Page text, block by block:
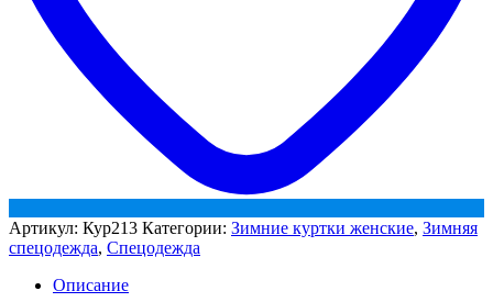
Артикул: Кур213 Категории: Зимние куртки женские, Зимняя
спецодежда, Спецодежда
Описание